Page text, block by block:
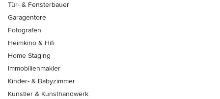
Tür- & Fensterbauer
Garagentore
Fotografen
Heimkino & Hifi
Home Staging
Immobilienmakler
Kinder- & Babyzimmer
Künstler & Kunsthandwerk